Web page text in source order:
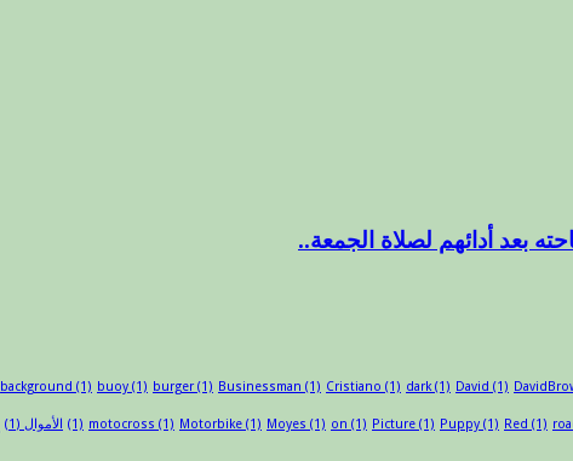
بعد أدائهم لصلاة الجمعة..
background (1) buoy (1) burger (1) Businessman (1) Cristiano (1) dark(1) David (1)
(1) motocross (1) Motorbike (1) Moyes (1) on (1) Picture (1) Puppy (1) Red (1) الأموال (1)